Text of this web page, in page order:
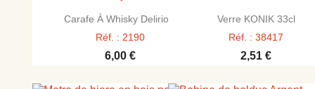
 Aperçu rapide
Carafe À Whisky Delirio...
Réf. : 2190
6,00 €
 Aperçu rapide
Verre KONIK 33cl
Réf. : 38417
2,51 €